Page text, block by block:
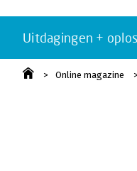
Uitdagingen +
Online magazine